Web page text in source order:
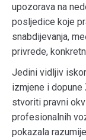
upozorava na
posljedice koje
snabdijevanja,
privrede,
Jedini vidljiv
izmjene i dopune
stvoriti pravni
profesionalnih
pokazala